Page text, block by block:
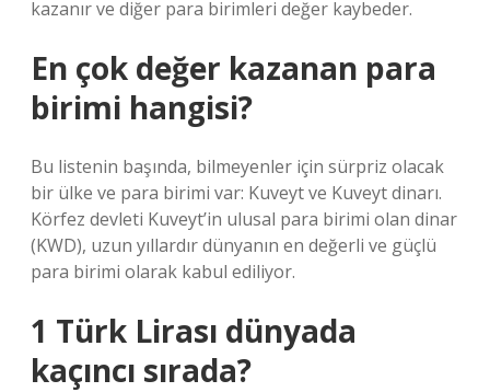
kazanır ve diğer para birimleri değer kaybeder.
En çok değer kazanan para
birimi hangisi?
Bu listenin başında, bilmeyenler için sürpriz olacak
bir ülke ve para birimi var: Kuveyt ve Kuveyt dinarı.
Körfez devleti Kuveyt’in ulusal para birimi olan dinar
(KWD), uzun yıllardır dünyanın en değerli ve güçlü
para birimi olarak kabul ediliyor.
1 Türk Lirası dünyada
kaçıncı sırada?